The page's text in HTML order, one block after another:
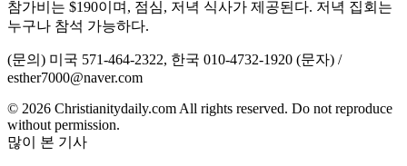
참가비는 $190이며, 점심, 저녁 식사가 제공된다. 저녁 집회는
누구나 참석 가능하다.
(문의) 미국 571-464-2322, 한국 010-4732-1920 (문자) /
esther7000@naver.com
© 2026 Christianitydaily.com All rights reserved. Do not reproduce
without permission.
많이 본 기사